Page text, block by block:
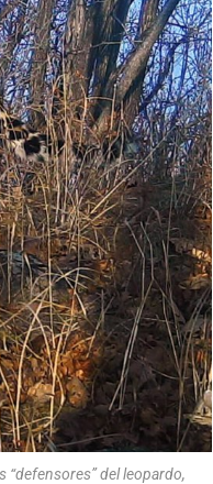
“defensores” del leopardo,